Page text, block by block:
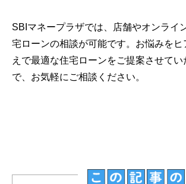
SBIマネープラザでは、店舗やオンライ
宅ローンの相談が可能です。お悩みをヒ
えで最適な住宅ローンをご提案させて
で、お気軽にご相談ください。